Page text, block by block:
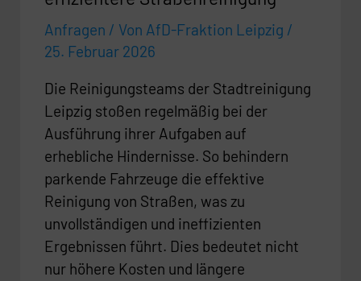
Anfragen / Von AfD-Fraktion Leipzig /
25. Februar 2026
Die Reinigungsteams der Stadtreinigung
Leipzig stoßen regelmäßig bei der
Ausführung ihrer Aufgaben auf
erhebliche Hindernisse. So behindern
parkende Fahrzeuge die effektive
Reinigung von Straßen, was zu
unvollständigen und ineffizienten
Ergebnissen führt. Dies bedeutet nicht
nur höhere Kosten und längere